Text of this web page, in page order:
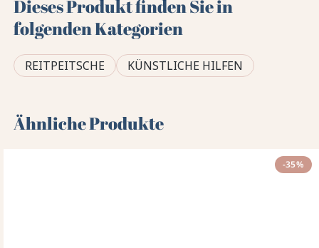
Dieses Produkt finden Sie in
folgenden Kategorien
REITPEITSCHE KÜNSTLICHE HILFEN
Ähnliche Produkte
-35%